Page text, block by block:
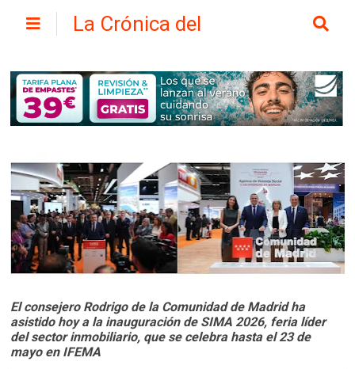
La Crónica del
El consejero Rodrigo de la Comunidad de Madrid ha
asistido hoy a la inauguración de SIMA 2026, feria líder
del sector inmobiliario, que se celebra hasta el 23 de
mayo en IFEMA